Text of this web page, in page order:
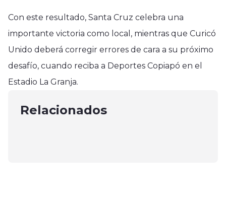
Con este resultado, Santa Cruz celebra una
importante victoria como local, mientras que Curicó
Unido deberá corregir errores de cara a su próximo
desafío, cuando reciba a Deportes Copiapó en el
Estadio La Granja.
Relacionados
Curicó
Hospital de Curicó impartió taller a
módulo de la diversidad sexual en
mayo 22, 2025
Curicó
visitó Curicó
Alianza entre empresa Araucoy el